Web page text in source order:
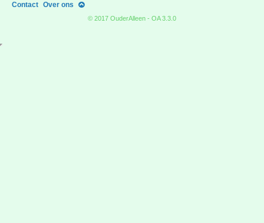
Contact Over ons
© 2017 OuderAlleen - OA 3.3.0